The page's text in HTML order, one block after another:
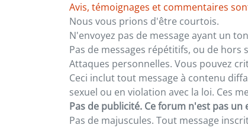
Avis, témoignages et commentaires
Nous vous prions d'être courtois.
N'envoyez pas de message ayant un
Pas de messages répétitifs, ou de hors
Attaques personnelles. Vous pouvez
Ceci inclut tout message à contenu
sexuel ou en violation avec la loi. Ces
Pas de publicité. Ce forum n'est pas
Pas de majuscules. Tout message